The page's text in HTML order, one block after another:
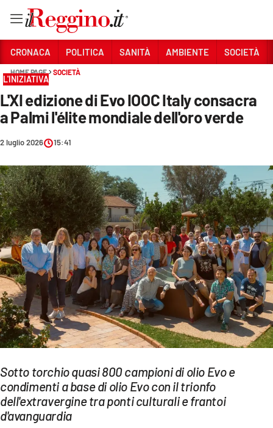
Sezioni
CRONACA
AMBIENTE
SOCIETÀ
CULTURA
ECONOMIA E LAVORO
EVENTI
SPORT
Streaming
LAC TV
LAC NETWORK
LAC ONAIR
CRONACA POLITICA SANITÀ AMBIENTE SOCIETÀ
HOME PAGE SOCIETÀ
L'INIZIATIVA
L'XI edizione di Evo IOOC Italy consacra
a Palmi l'élite mondiale dell'oro verde
2 luglio 2026 15:41
Sotto torchio quasi 800 campioni di olio Evo e
condimenti a base di olio Evo con il trionfo
dell'extravergine tra ponti culturali e frantoi
d'avanguardia